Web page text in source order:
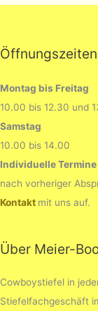
Öffnungszeiten
Montag bis Freitag
10.00 bis 12.30 und
Samstag
10.00 bis 14.00
Individuelle Termine
nach vorheriger
Kontakt mit uns auf.
Über Meier-
Cowboystiefel in
Stiefelfachgeschäft